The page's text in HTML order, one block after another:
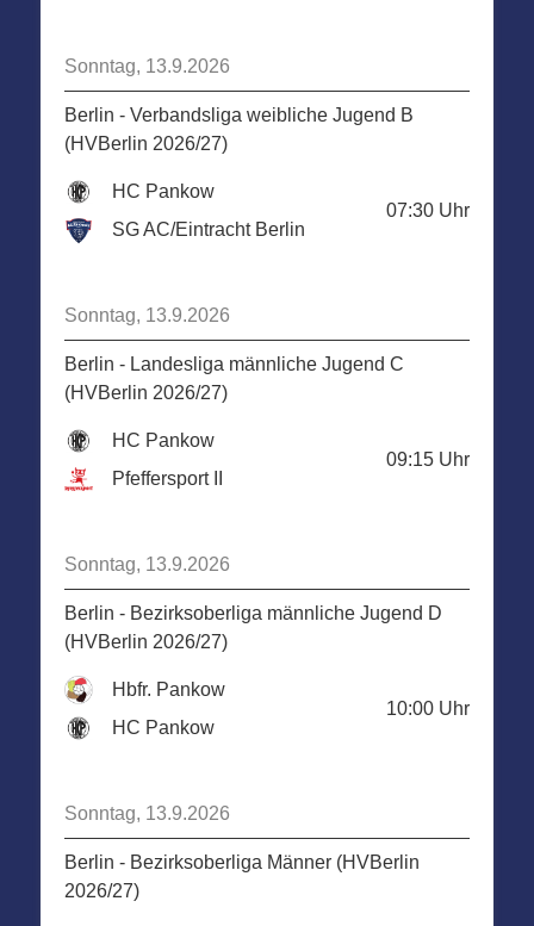
Sonntag, 13.9.2026
Berlin - Verbandsliga weibliche Jugend B
(HVBerlin 2026/27)
HC Pankow
SG AC/Eintracht Berlin
07:30 Uhr
Sonntag, 13.9.2026
Berlin - Landesliga männliche Jugend C
(HVBerlin 2026/27)
HC Pankow
Pfeffersport II
09:15 Uhr
Sonntag, 13.9.2026
Berlin - Bezirksoberliga männliche Jugend D
(HVBerlin 2026/27)
Hbfr. Pankow
HC Pankow
10:00 Uhr
Sonntag, 13.9.2026
Berlin - Bezirksoberliga Männer (HVBerlin
2026/27)